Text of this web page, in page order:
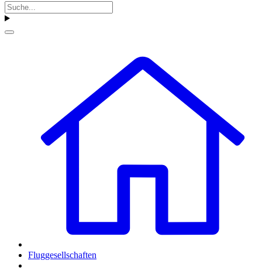
Fluggesellschaften